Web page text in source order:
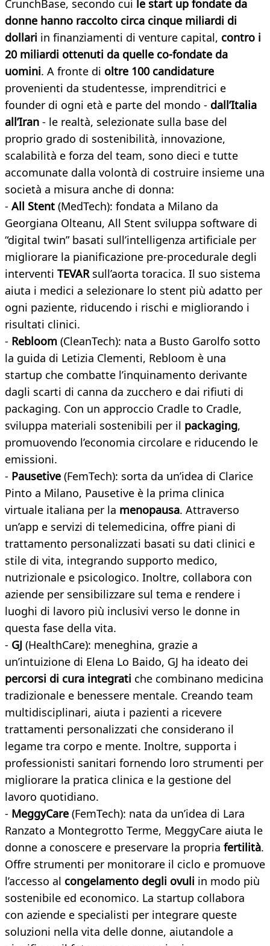
CrunchBase, secondo cui le start up fondate da
donne hanno raccolto circa cinque miliardi di
dollari in finanziamenti di venture capital, contro i
20 miliardi ottenuti da quelle co-fondate da
uomini. A fronte di oltre 100 candidature
provenienti da studentesse, imprenditrici e
founder di ogni età e parte del mondo - dall’Italia
all’Iran - le realtà, selezionate sulla base del
proprio grado di sostenibilità, innovazione,
scalabilità e forza del team, sono dieci e tutte
accomunate dalla volontà di costruire insieme una
società a misura anche di donna:
- All Stent (MedTech): fondata a Milano da
Georgiana Olteanu, All Stent sviluppa software di
“digital twin” basati sull’intelligenza artificiale per
migliorare la pianificazione pre-procedurale degli
interventi TEVARsull’aorta toracica. Il suo sistema
aiuta i medici a selezionare lo stent più adatto per
ogni paziente, riducendo i rischi e migliorando i
risultati clinici.
- Rebloom (CleanTech): nata a Busto Garolfo sotto
la guida di Letizia Clementi, Rebloom è una
startup che combatte l’inquinamento derivante
dagli scarti di canna da zucchero e dai rifiuti di
packaging. Con un approccio Cradle to Cradle,
sviluppa materiali sostenibili per il packaging,
promuovendo l’economia circolare e riducendo le
emissioni.
- Pausetive (FemTech): sorta da un’idea di Clarice
Pinto a Milano, Pausetive è la prima clinica
virtuale italiana per la menopausa. Attraverso
un’app e servizi di telemedicina, offre piani di
trattamento personalizzati basati su dati clinici e
stile di vita, integrando supporto medico,
nutrizionale e psicologico. Inoltre, collabora con
aziende per sensibilizzare sul tema e rendere i
luoghi di lavoro più inclusivi verso le donne in
questa fase della vita.
- GJ (HealthCare): meneghina, grazie a
un’intuizione di Elena Lo Baido, GJ ha ideato dei
percorsi di cura integrati che combinano medicina
tradizionale e benessere mentale. Creando team
multidisciplinari, aiuta i pazienti a ricevere
trattamenti personalizzati che considerano il
legame tra corpo e mente. Inoltre, supporta i
professionisti sanitari fornendo loro strumenti per
migliorare la pratica clinica e la gestione del
lavoro quotidiano.
- MeggyCare (FemTech): nata da un’idea di Lara
Ranzato a Montegrotto Terme, MeggyCare aiuta le
donne a conoscere e preservare la propria fertilità.
Offre strumenti per monitorare il ciclo e promuove
l’accesso al congelamento degli ovuli in modo più
sostenibile ed economico. La startup collabora
con aziende e specialisti per integrare queste
soluzioni nella vita delle donne, aiutandole a